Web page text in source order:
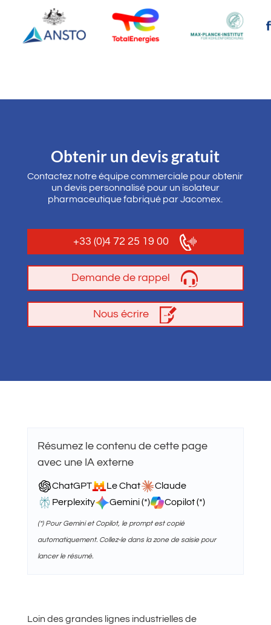
Obtenir un devis gratuit
Contactez notre équipe commerciale pour obtenir
un devis personnalisé pour un isolateur
pharmaceutique fabriqué par Jacomex.
+33 (0)4 72 25 19 00
Demande de rappel
Nous écrire
Résumez le contenu de cette page
avec une IA externe
ChatGPT Le Chat
Claude
Perplexity
Gemini (*) Copilot (*)
(*) Pour Gemini et Copilot, le prompt est copié
automatiquement. Collez-le dans la zone de saisie pour
lancer le résumé.
Loin des grandes lignes industrielles de